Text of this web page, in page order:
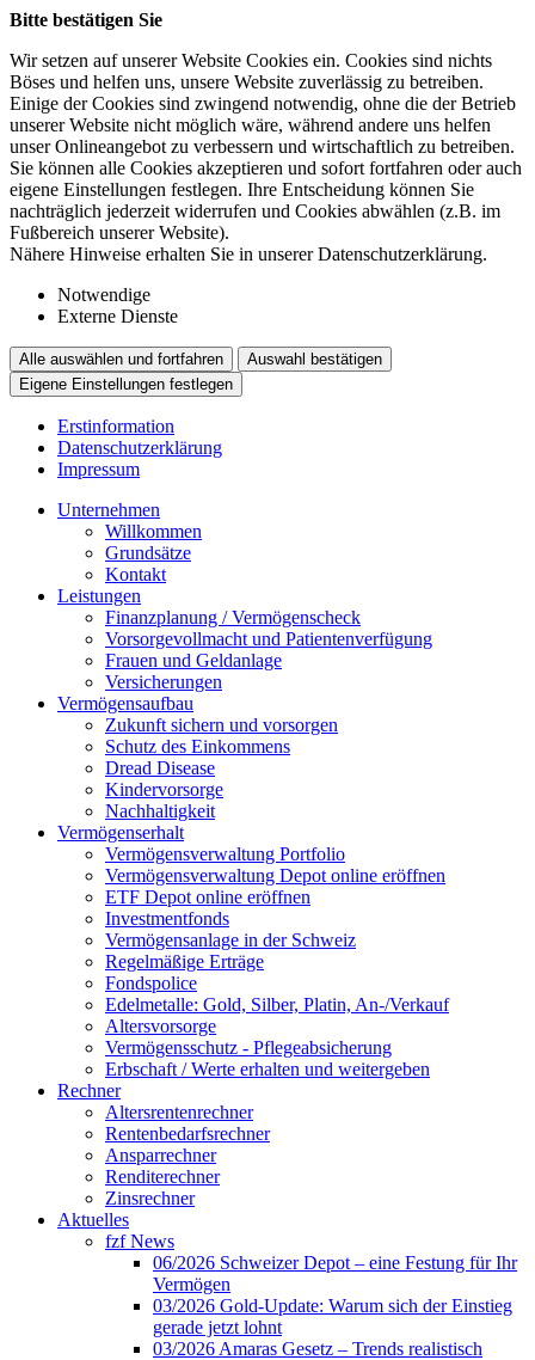
Bitte bestätigen Sie
Wir setzen auf unserer Website Cookies ein. Cookies sind nichts
Böses und helfen uns, unsere Website zuverlässig zu betreiben.
Einige der Cookies sind zwingend notwendig, ohne die der Betrieb
unserer Website nicht möglich wäre, während andere uns helfen
unser Onlineangebot zu verbessern und wirtschaftlich zu betreiben.
Sie können alle Cookies akzeptieren und sofort fortfahren oder auch
eigene Einstellungen festlegen. Ihre Entscheidung können Sie
nachträglich jederzeit widerrufen und Cookies abwählen (z.B. im
Fußbereich unserer Website).
Nähere Hinweise erhalten Sie in unserer Datenschutzerklärung.
Notwendige
Externe Dienste
Alle auswählen und fortfahren
Auswahl bestätigen
Eigene Einstellungen festlegen
Erstinformation
Datenschutzerklärung
Impressum
Unternehmen
Willkommen
Grundsätze
Kontakt
Leistungen
Finanzplanung / Vermögenscheck
Vorsorgevollmacht und Patientenverfügung
Frauen und Geldanlage
Versicherungen
Vermögensaufbau
Zukunft sichern und vorsorgen
Schutz des Einkommens
Dread Disease
Kindervorsorge
Nachhaltigkeit
Vermögenserhalt
Vermögensverwaltung Portfolio
Vermögensverwaltung Depot online eröffnen
ETF Depot online eröffnen
Investmentfonds
Vermögensanlage in der Schweiz
Regelmäßige Erträge
Fondspolice
Edelmetalle: Gold, Silber, Platin, An-/Verkauf
Altersvorsorge
Vermögensschutz - Pflegeabsicherung
Erbschaft / Werte erhalten und weitergeben
Rechner
Altersrentenrechner
Rentenbedarfsrechner
Ansparrechner
Renditerechner
Zinsrechner
Aktuelles
fzf News
06/2026 Schweizer Depot – eine Festung für Ihr
Vermögen
03/2026 Gold-Update: Warum sich der Einstieg
gerade jetzt lohnt
03/2026 Amaras Gesetz – Trends realistisch